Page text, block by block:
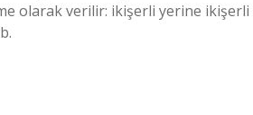
olarak verilir: ikişerli yerine ikişerli